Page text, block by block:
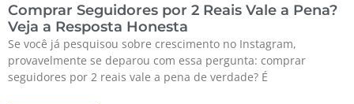
Comprar Seguidores por 2 Reais Vale a Pena?
Veja a Resposta Honesta
Se você já pesquisou sobre crescimento no Instagram,
provavelmente se deparou com essa pergunta: comprar
seguidores por 2 reais vale a pena de verdade? É